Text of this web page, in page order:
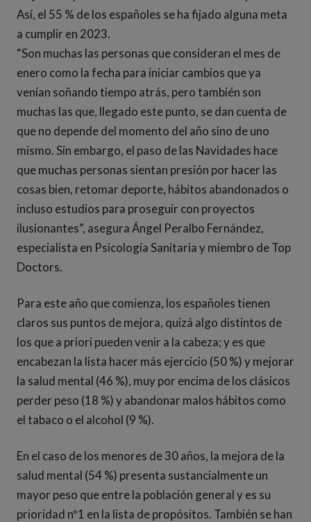
Así, el 55 % de los españoles se ha fijado alguna meta
a cumplir en 2023.
“Son muchas las personas que consideran el mes de
enero como la fecha para iniciar cambios que ya
venían soñando tiempo atrás, pero también son
muchas las que, llegado este punto, se dan cuenta de
que no depende del momento del año sino de uno
mismo. Sin embargo, el paso de las Navidades hace
que muchas personas sientan presión por hacer las
cosas bien, retomar deporte, hábitos abandonados o
incluso estudios para proseguir con proyectos
ilusionantes”, asegura Ángel Peralbo Fernández,
especialista en Psicología Sanitaria y miembro de Top
Doctors.
Para este año que comienza, los españoles tienen
claros sus puntos de mejora, quizá algo distintos de
los que a priori pueden venir a la cabeza; y es que
encabezan la lista hacer más ejercicio (50 %) y mejorar
la salud mental (46 %), muy por encima de los clásicos
perder peso (18 %) y abandonar malos hábitos como
el tabaco o el alcohol (9 %).
En el caso de los menores de 30 años, la mejora de la
salud mental (54 %) presenta sustancialmente un
mayor peso que entre la población general y es su
prioridad nº1 en la lista de propósitos. También se han